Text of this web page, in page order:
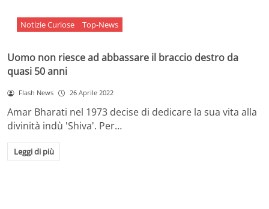
Notizie Curiose Top-News
Uomo non riesce ad abbassare il braccio destro da
quasi 50 anni
Flash News 26 Aprile 2022
Amar Bharati nel 1973 decise di dedicare la sua vita alla
divinità indù 'Shiva'. Per…
Leggi di più